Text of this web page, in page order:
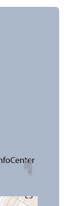
Bil
d:
A
n
n
a
L
o
g
u
e